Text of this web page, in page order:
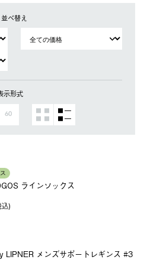
並べ替え
示形式
60
ラインソックス
)
LIPNER メンズサポートレギンス #3